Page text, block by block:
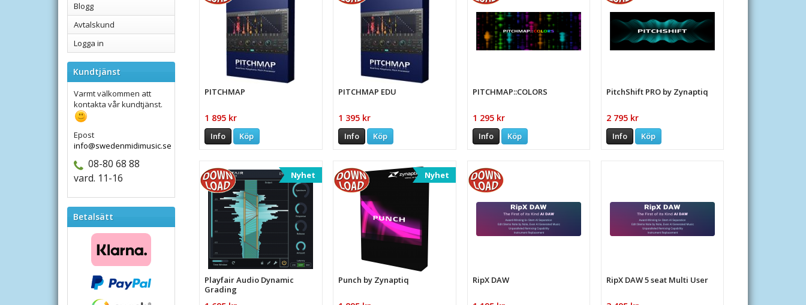
Blogg
Avtalskund
Logga in
Kundtjänst
Varmt välkommen att
kontakta vår kundtjänst.
Epost
info@swedenmidimusic.se
08-80 68 88
vard. 11-16
Betalsätt
PITCHMAP
1 895 kr
Info Köp
PITCHMAP EDU
1 395 kr
Info Köp
PITCHMAP::COLORS
1 295 kr
Info Köp
PitchShift PRO by Zynaptiq
2 795 kr
Info Köp
Nyhet
Playfair Audio Dynamic
Grading
Nyhet
Punch by Zynaptiq RipX DAW RipX DAW 5 seat Multi User